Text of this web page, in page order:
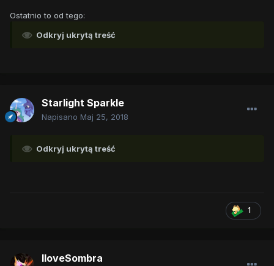
Ostatnio to od tego:
Odkryj ukrytą treść
Starlight Sparkle
Napisano Maj 25, 2018
Odkryj ukrytą treść
1
IloveSombra